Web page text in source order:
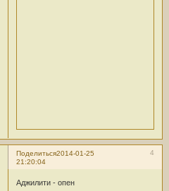
Поделиться 4
2014-01-25
21:20:04
Аджилити - опен